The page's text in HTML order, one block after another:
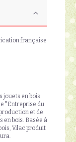
française
jouets en bois
"Entreprise du
et de
bois. Basée à
Vilac produit